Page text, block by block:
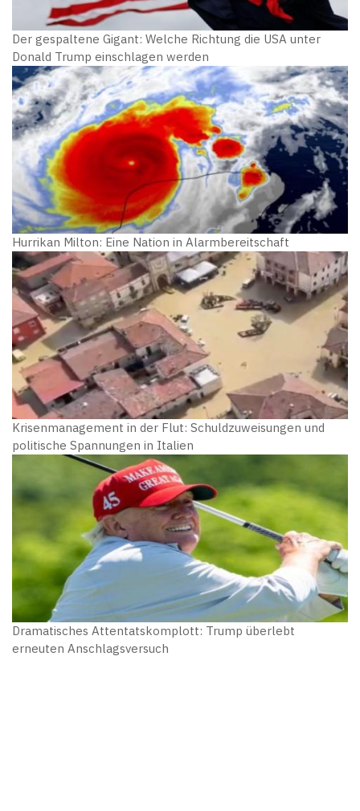
Der gespaltene Gigant: Welche Richtung die USA unter
Donald Trump einschlagen werden
Hurrikan Milton: Eine Nation in Alarmbereitschaft
Krisenmanagement in der Flut: Schuldzuweisungen und
politische Spannungen in Italien
Dramatisches Attentatskomplott: Trump überlebt
erneuten Anschlagsversuch